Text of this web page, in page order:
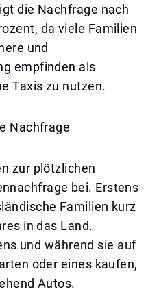
die Nachfrage nach
da viele Familien
und
empfinden als
Taxis zu nutzen.
Nachfrage
zur plötzlichen
bei. Erstens
Familien kurz
in das Land.
und während sie auf
oder eines kaufen,
Autos.